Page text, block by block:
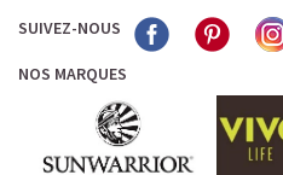
SUIVEZ-NOUS
NOS MARQUES